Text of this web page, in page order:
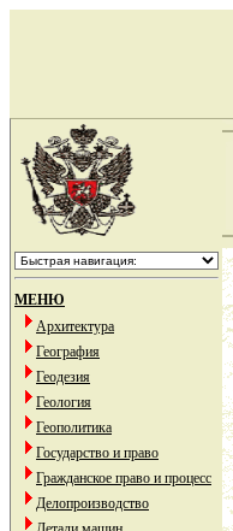
МЕНЮ
Архитектура
География
Геодезия
Геология
Геополитика
Государство и право
Гражданское право и процесс
Делопроизводство